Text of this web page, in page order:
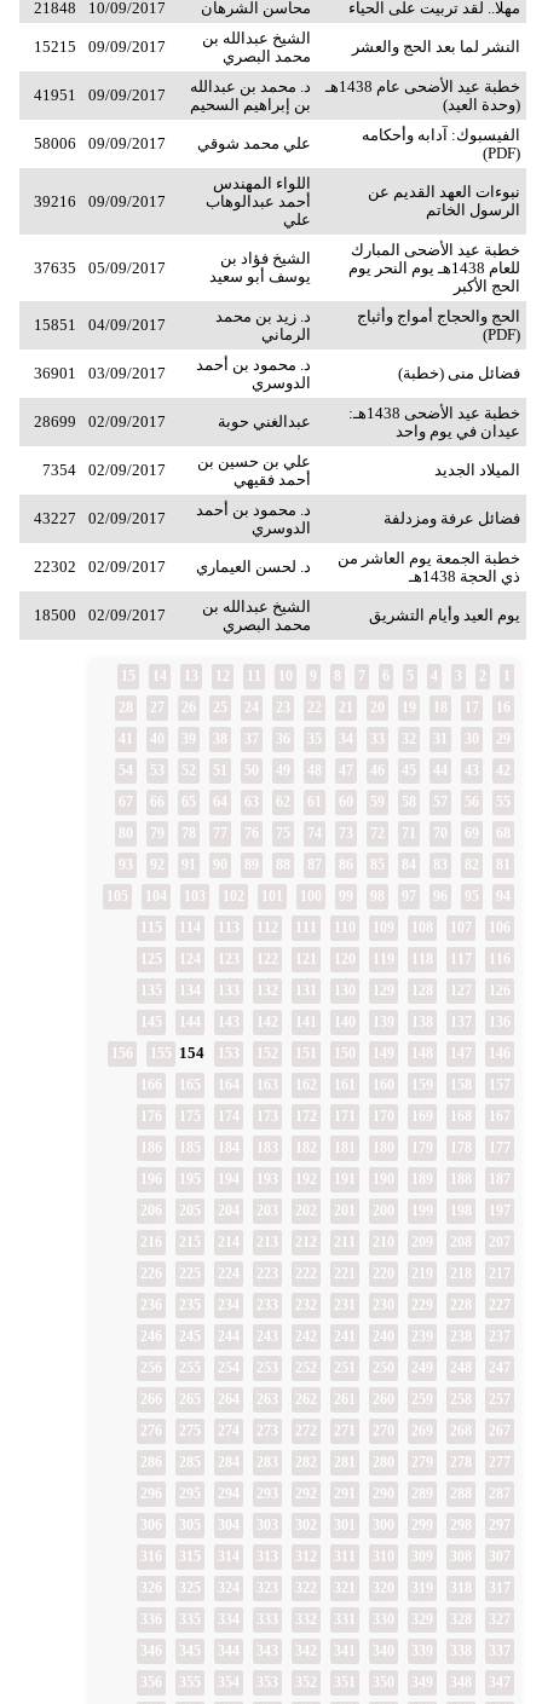
مهلا.. لقد تربيت على الحياء محاسن الشرهان 10/09/2017
21848
النشر لما بعد الحج والعشر
الشيخ عبدالله بن
محمد البصري
09/09/2017
15215
خطبة عيد الأضحى عام 1438هـ
(وحدة العيد)
د. محمد بن عبدالله
بن إبراهيم السحيم
09/09/2017
41951
الفيسبوك: آدابه وأحكامه
(PDF)
علي محمد شوقي 09/09/2017
58006
نبوءات العهد القديم عن
الرسول الخاتم
اللواء المهندس
أحمد عبدالوهاب
علي
09/09/2017
39216
خطبة عيد الأضحى المبارك
للعام 1438هـ يوم النحر يوم
الحج الأكبر
الشيخ فؤاد بن
يوسف أبو سعيد
05/09/2017
37635
الحج والحجاج أمواج وأثباج
(PDF)
د. زيد بن محمد
الرماني
04/09/2017
15851
فضائل منى (خطبة)
د. محمود بن أحمد
الدوسري
03/09/2017
36901
خطبة عيد الأضحى 1438هـ:
عيدان في يوم واحد
عبدالغني حوبة 02/09/2017
28699
الميلاد الجديد
علي بن حسين بن
أحمد فقيهي
02/09/2017
7354
فضائل عرفة ومزدلفة
د. محمود بن أحمد
الدوسري
02/09/2017
43227
خطبة الجمعة يوم العاشر من
ذي الحجة 1438هـ
د. لحسن العيماري 02/09/2017
22302
يوم العيد وأيام التشريق
الشيخ عبدالله بن
محمد البصري
02/09/2017
18500
2
3
4
5
6
7
8
9
12
13
14
15
16
17
18
19
20
21
22
23
24
25
26
27
28
29
30
31
32
33
34
35
36
37
38
39
40
41
42
43
44
45
46
47
48
49
50
51
52
53
54
55
56
57
58
59
60
61
62
63
64
65
66
67
68
69
70
71
72
73
74
75
76
77
78
79
80
81
82
83
84
85
86
87
88
89
90
91
92
93
94
95
96
97
98
99
102
103
104
105
106
107
108
109
112
113
114
115
116
117
118
119
120
121
122
123
124
125
126
127
128
129
130
131
132
133
134
135
136
137
138
139
140
141
142
143
144
145
146
147
148
149
150
151
152
153
155
156
157
158
159
160
161
162
163
164
165
166
167
168
169
170
171
172
173
174
175
176
177
178
179
180
181
182
183
184
185
186
187
188
189
190
191
192
193
194
195
196
197
198
199
200
201
202
203
204
205
206
207
208
209
210
211
212
213
214
215
216
217
218
219
220
221
222
223
224
225
226
227
228
229
230
231
232
233
234
235
236
237
238
239
240
241
242
243
244
245
246
247
248
249
250
251
252
253
254
255
256
257
258
259
260
261
262
263
264
265
266
267
268
269
270
271
272
273
274
275
276
277
278
279
280
281
282
283
284
285
286
287
288
289
290
291
292
293
294
295
296
297
298
299
300
301
302
303
304
305
306
307
308
309
310
311
312
313
314
315
316
317
318
319
320
321
322
323
324
325
326
327
328
329
330
331
332
333
334
335
336
337
338
339
340
341
342
343
344
345
346
347
348
349
350
351
352
353
354
355
356